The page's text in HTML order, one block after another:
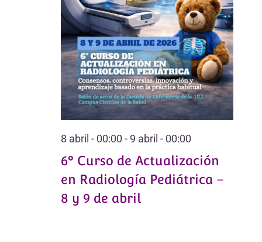
de
8 abril - 00:00 - 9 abril - 00:00
6º Curso de Actualización
en Radiología Pediátrica –
8 y 9 de abril